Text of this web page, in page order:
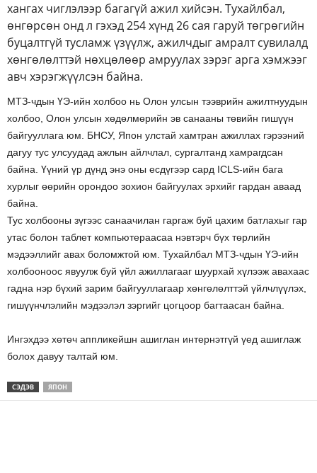
хангах чиглэлээр багагүй ажил хийсэн. Тухайлбал,
өнгөрсөн онд л гэхэд 254 хүнд 26 сая гаруй төгрөгийн
буцалтгүй тусламж үзүүлж, ажилчдыг амралт сувилалд
хөнгөлөлттэй нөхцөлөөр амруулах зэрэг арга хэмжээг
авч хэрэгжүүлсэн байна.
МТЗ-чдын ҮЭ-ийн холбоо нь Олон улсын тээврийн ажилтнуудын
холбоо, Олон улсын хөдөлмөрийн эв санааны төвийн гишүүн
байгууллага юм. БНСУ, Япон улстай хамтран ажиллах гэрээний
дагуу тус улсуудад ажлын айлчлал, сургалтанд хамрагдсан
байна. Үүний үр дүнд энэ оны есдүгээр сард ICLS-ийн бага
хурлыг өөрийн орондоо зохион байгуулах эрхийг гардан аваад
байна.
Тус холбооны зүгээс санаачилан гаргаж буй цахим батлахыг гар
утас болон таблет компьютераасаа нэвтэрч бүх төрлийн
мэдээллийг авах боломжтой юм. Тухайлбал МТЗ-чдын ҮЭ-ийн
холбооноос явуулж буй үйл ажиллагааг шуурхай хүлээж авахаас
гадна нэр бүхий зарим байгууллагаар хөнгөлөлттэй үйлчлүүлэх,
гишүүнчлэлийн мэдээлэл зэргийг цогцоор багтаасан байна.
Ингэхдээ хөтөч аппликейшн ашиглан интернэтгүй үед ашиглаж
болох давуу талтай юм.
СЭДЭВ ЯПОН